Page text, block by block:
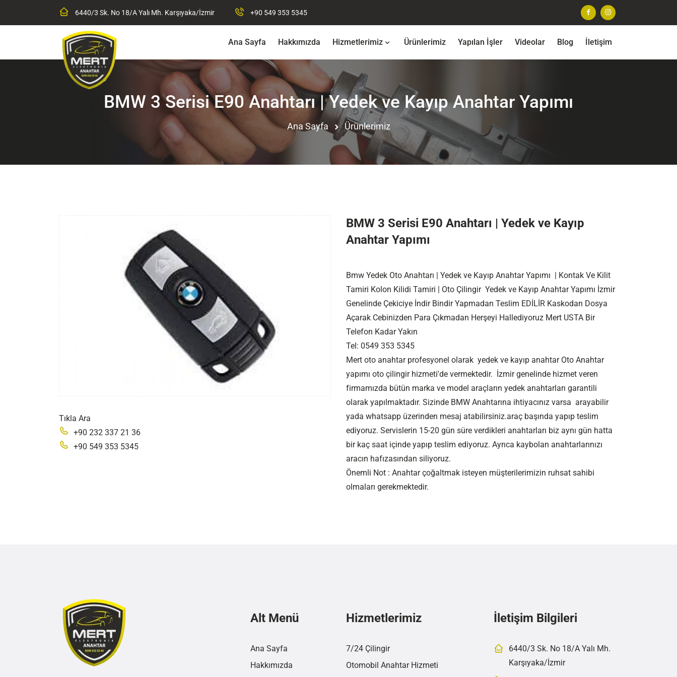
6440/3 Sk. No 18/A Yalı Mh. Karşıyaka/İzmir +90 549 353 5345
Ana Sayfa Hakkımızda Hizmetlerimiz Ürünlerimiz Yapılan İşler Videolar Blog İletişim
BMW 3 Serisi E90 Anahtarı | Yedek ve Kayıp Anahtar Yapımı
Ana Sayfa Ürünlerimiz
Tıkla Ara
+90 232 337 21 36
+90 549 353 5345
BMW 3 Serisi E90 Anahtarı | Yedek ve Kayıp
Anahtar Yapımı
Bmw Yedek Oto Anahtarı | Yedek ve Kayıp Anahtar Yapımı | Kontak Ve Kilit
Tamiri Kolon Kilidi Tamiri | Oto Çilingir Yedek ve Kayıp Anahtar Yapımı İzmir
Genelinde Çekiciye İndir Bindir Yapmadan Teslim EDİLİR Kaskodan Dosya
Açarak Cebinizden Para Çıkmadan Herşeyi Hallediyoruz Mert USTA Bir
Telefon Kadar Yakın
Tel: 0549 353 5345
Mert oto anahtar profesyonel olarak yedek ve kayıp anahtar Oto Anahtar
yapımı oto çilingir hizmeti'de vermektedir. İzmir genelinde hizmet veren
firmamızda bütün marka ve model araçların yedek anahtarları garantili
olarak yapılmaktadır. Sizinde BMW Anahtarına ihtiyacınız varsa arayabilir
yada whatsapp üzerinden mesaj atabilirsiniz.araç başında yapıp teslim
ediyoruz. Servislerin 15-20 gün süre verdikleri anahtarları biz aynı gün hatta
bir kaç saat içinde yapıp teslim ediyoruz. Ayrıca kaybolan anahtarlarınızı
aracın hafızasından siliyoruz.
Önemli Not : Anahtar çoğaltmak isteyen müşterilerimizin ruhsat sahibi
olmaları gerekmektedir.
Alt Menü
Ana Sayfa
Hakkımızda
Hizmetlerimiz
7/24 Çilingir
Otomobil Anahtar Hizmeti
İletişim Bilgileri
6440/3 Sk. No 18/A Yalı Mh.
Karşıyaka/İzmir